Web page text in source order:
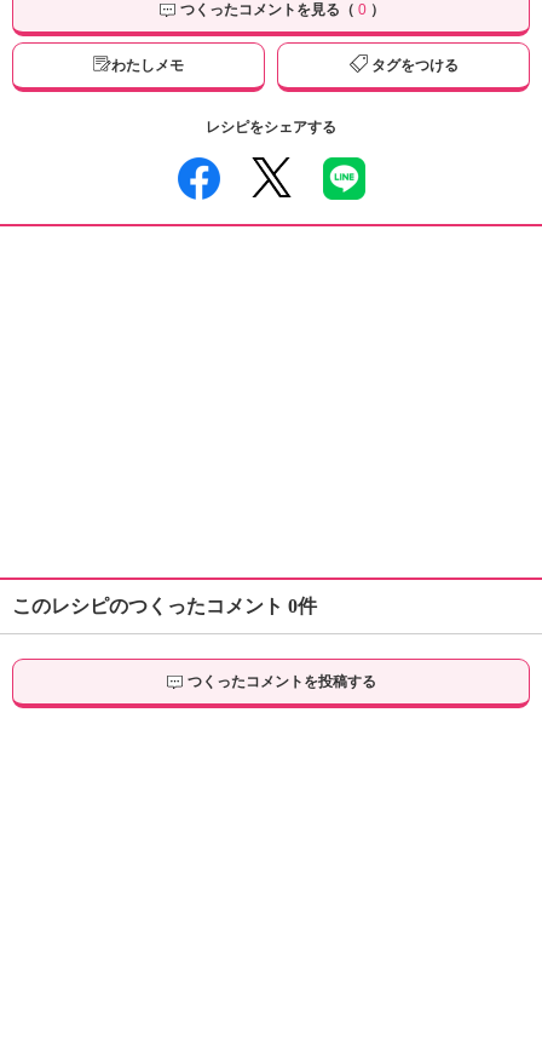
つくったコメントを見る（ 0）
わたしメモ タグをつける
レシピをシェアする
このレシピのつくったコメント 0件
つくったコメントを投稿する